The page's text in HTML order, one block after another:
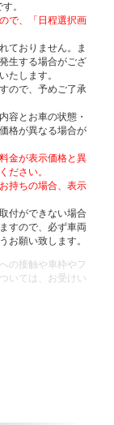
。
で、「日程選択画
ておりません。ま
生する場合がござ
たします。
ので、予めご了承
容とお車の状態・
格が異なる場合が
金が表示価格と異
ださい。
持ちの場合、表示
付ができない場合
すので、必ず車両
お願い致します。
の接触や車枠やフ
いては、お受けい